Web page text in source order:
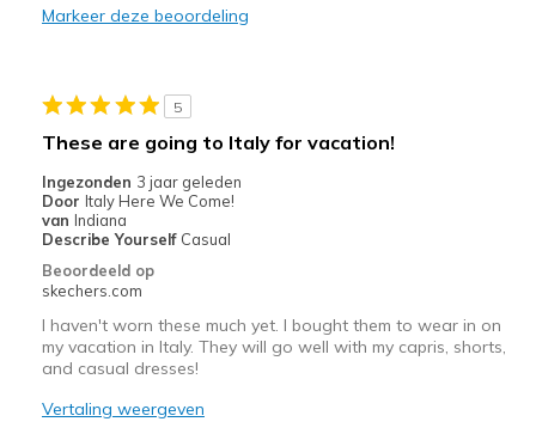
Travel
Width
Sizing
View On Shoes
I'm Into Shoes
Markeer deze beoordeling
5
These are going to Italy for vacation!
Ingezonden 3 jaar geleden
Door Italy Here We Come!
van Indiana
Describe Yourself Casual
Beoordeeld op
skechers.com
I haven't worn these much yet. I bought them to wear in on
my vacation in Italy. They will go well with my capris, shorts,
and casual dresses!
Vertaling weergeven